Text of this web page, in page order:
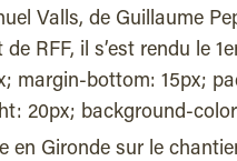
Valls, de Guillaume
RFF, il s’est rendu le
margin-bottom: 15px;
20px; background-
Gironde sur le